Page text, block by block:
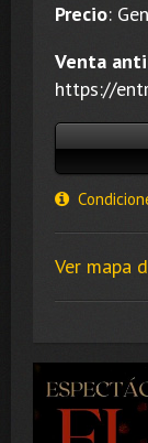
Precio:
Venta
https://
Ver mapa